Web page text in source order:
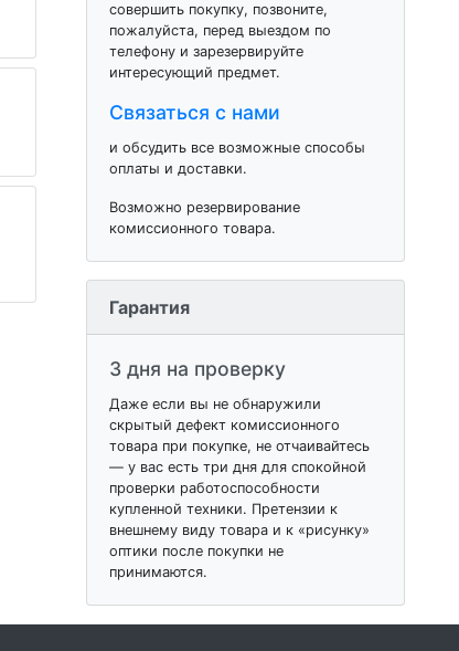
совершить покупку, позвоните,
пожалуйста, перед выездом по
телефону и зарезервируйте
интересующий предмет.
Связаться с нами
и обсудить все возможные способы
оплаты и доставки.
Возможно резервирование
комиссионного товара.
Гарантия
3 дня на проверку
Даже если вы не обнаружили
скрытый дефект комиссионного
товара при покупке, не отчаивайтесь
— у вас есть три дня для спокойной
проверки работоспособности
купленной техники. Претензии к
внешнему виду товара и к «рисунку»
оптики после покупки не
принимаются.